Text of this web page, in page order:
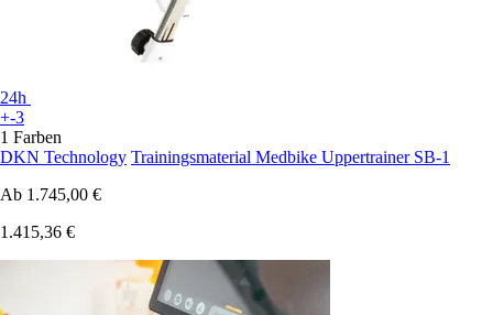
24h
+-3
1 Farben
DKN Technology Trainingsmaterial Medbike Uppertrainer SB-1
Ab 1.745,00 €
1.415,36 €